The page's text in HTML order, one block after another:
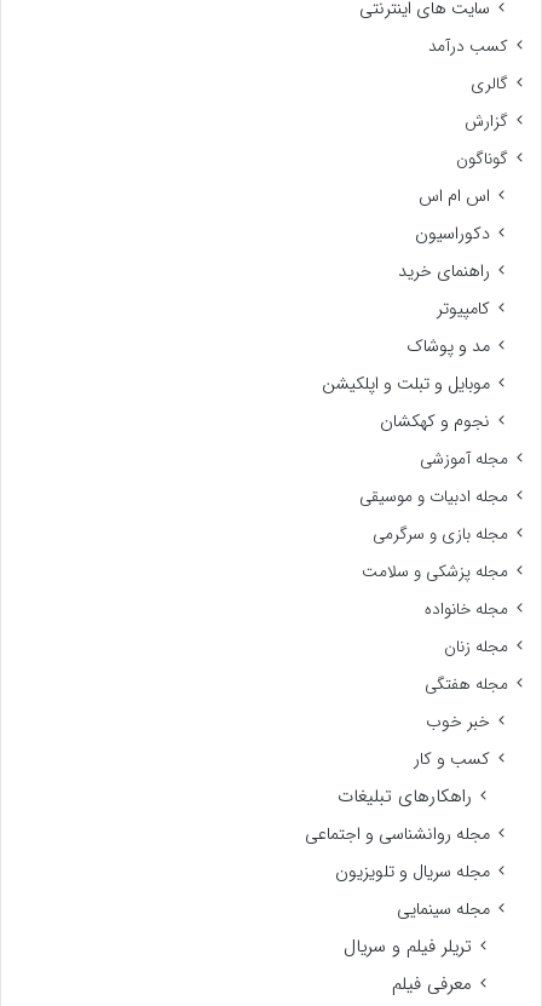
سایت های اینترنتی
کسب درآمد
گالری
گزارش
گوناگون
اس ام اس
دکوراسیون
راهنمای خرید
کامپیوتر
مد و پوشاک
موبایل و تبلت و اپلکیشن
نجوم و کهکشان
مجله آموزشی
مجله ادبیات و موسیقی
مجله بازی و سرگرمی
مجله پزشکی و سلامت
مجله خانواده
مجله زنان
مجله هفتگی
خبر خوب
کسب و کار
راهکارهای تبلیغات
مجله روانشناسی و اجتماعی
مجله سریال و تلویزیون
مجله سینمایی
تریلر فیلم و سریال
معرفی فیلم